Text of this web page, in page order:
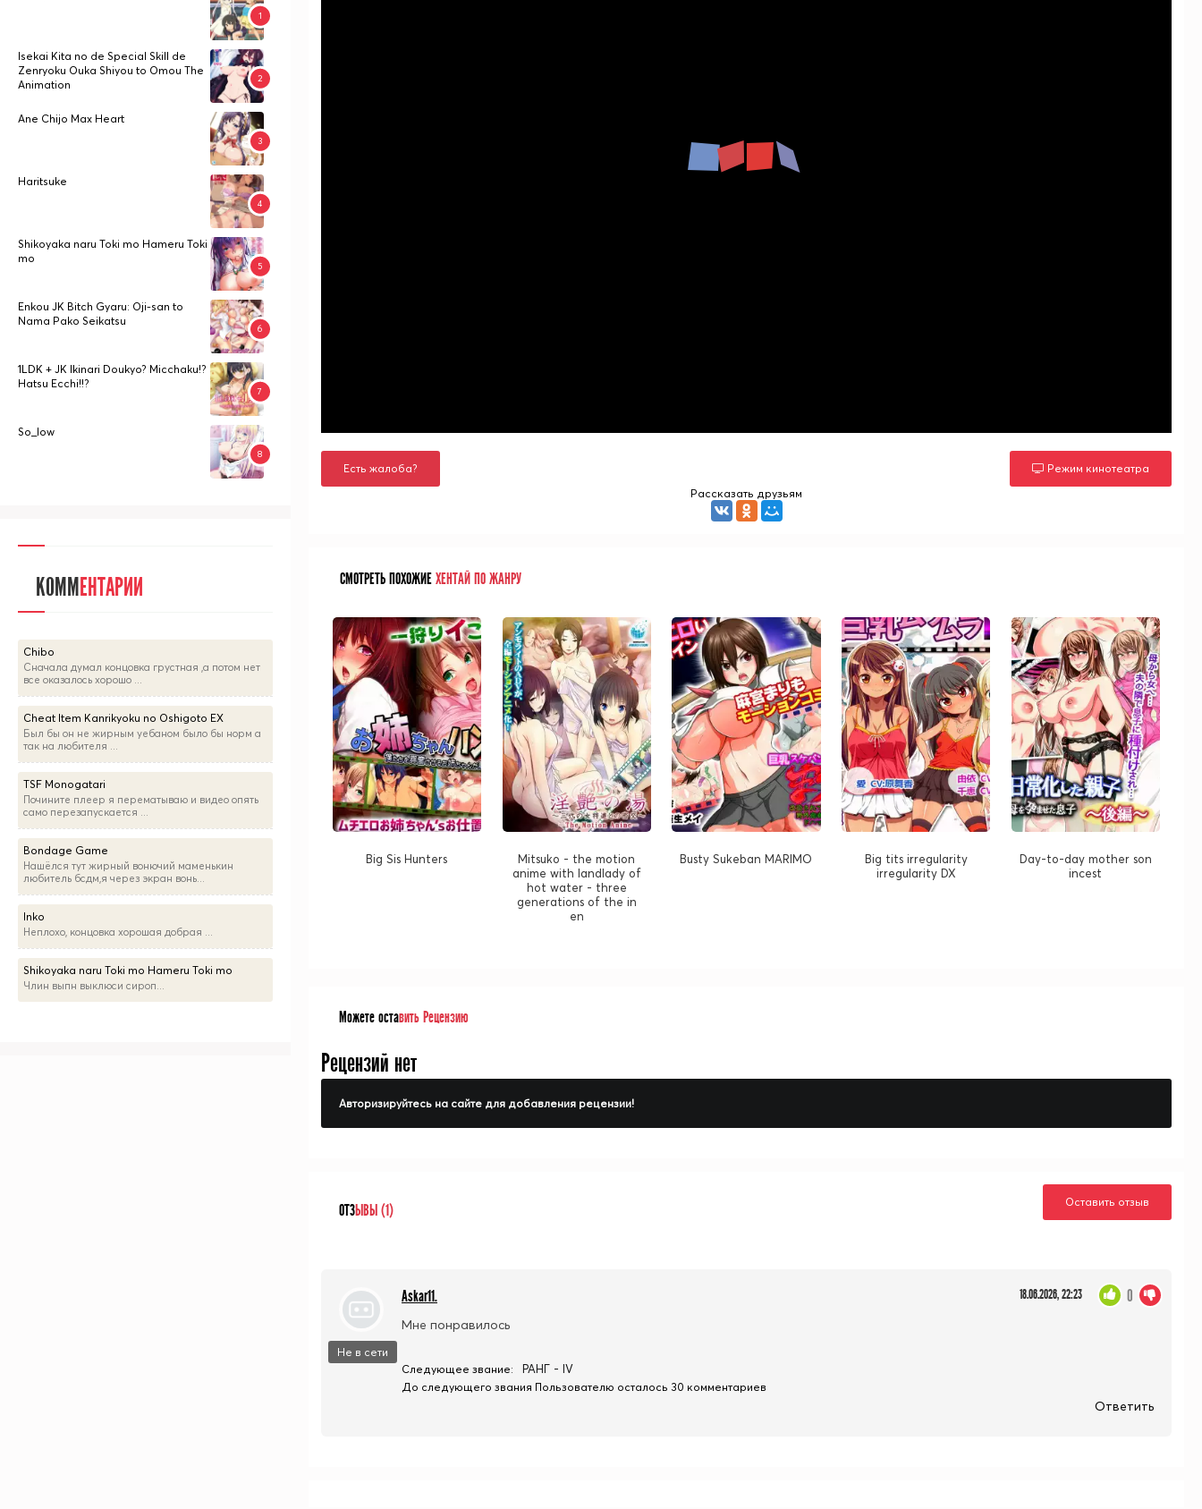
Есть жалоба?
Режим кинотеатра
Рассказать друзьям
СМОТРЕТЬ ПОХОЖИЕХЕНТАЙ ПО ЖАНРУ
Big Sis Hunters
Mitsuko - the motion
anime with landlady of
hot water - three
generations of the in
en
Busty Sukeban MARIMO
Big tits irregularity
irregularity DX
Day-to-day mother son
incest
Можете оставить Рецензию
Рецензий нет
Авторизируйтесь на сайте для добавления рецензии!
ОТЗЫВЫ (1) Оставить отзыв
Не в сети
Askar11. 18.06.2026, 22:23
Мне понравилось
0
Следующее звание: РАНГ - IV
До следующего звания Пользователю осталось 30 комментариев
Ответить
Isekai Kita no de Special Skill de
Zenryoku Ouka Shiyou to Omou The
Animation
Ane Chijo Max Heart
Haritsuke
Shikoyaka naru Toki mo Hameru Toki
mo
Enkou JK Bitch Gyaru: Oji-san to
Nama Pako Seikatsu
1LDK + JK Ikinari Doukyo? Micchaku!?
Hatsu Ecchi!!?
So_low
КОММЕНТАРИИ
Chibo
Сначала думал концовка грустная ,а потом нет
все оказалось хорошо ...
Cheat Item Kanrikyoku no Oshigoto EX
Был бы он не жирным уебаном было бы норм а
так на любителя ...
TSF Monogatari
Почините плеер я перематываю и видео опять
само перезапускается ...
Bondage Game
Нашёлся тут жирный вонючий маменькин
любитель бсдм,я через экран вонь...
Inko
Неплохо, концовка хорошая добрая ...
Shikoyaka naru Toki mo Hameru Toki mo
Члин выпн выклюси сироп...